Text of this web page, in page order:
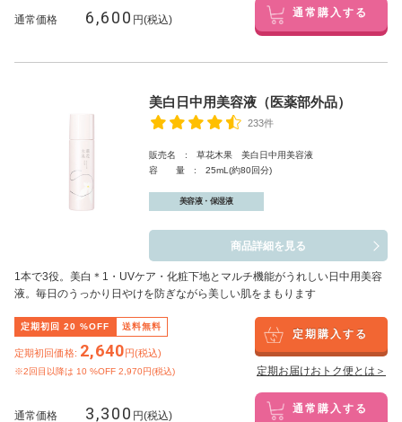
通常価格 6,600 円(税込) 通常購入する
美白日中用美容液（医薬部外品）
233件
販売名 : 草花木果 美白日中用美容液
容 量 : 25mL(約80回分)
美容液・保湿液
商品詳細を見る
1本で3役。美白 ＊1 ・UVケア・化粧下地とマルチ機能がうれしい日中用美容
液。毎日のうっかり日やけを防ぎながら美しい肌をまもります
定期初回 20 %OFF 送料無料
定期初回価格: 2,640円(税込)
※2回目以降は 10 %OFF 2,970円(税込)
定期購入する
定期お届けおトク便とは＞
通常価格 3,300 円(税込) 通常購入する